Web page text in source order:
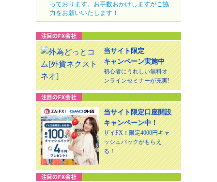
っております。お手数おかけしますがご協
力をお願いいたします！
当サイト限定
キャンペーン実施中
初心者にうれしい無料オ
ンラインセミナーが充実!
当サイト限定口座開設
キャンペーン中！
ザイFX！限定4000円キャ
ッシュバックがもらえ
る！